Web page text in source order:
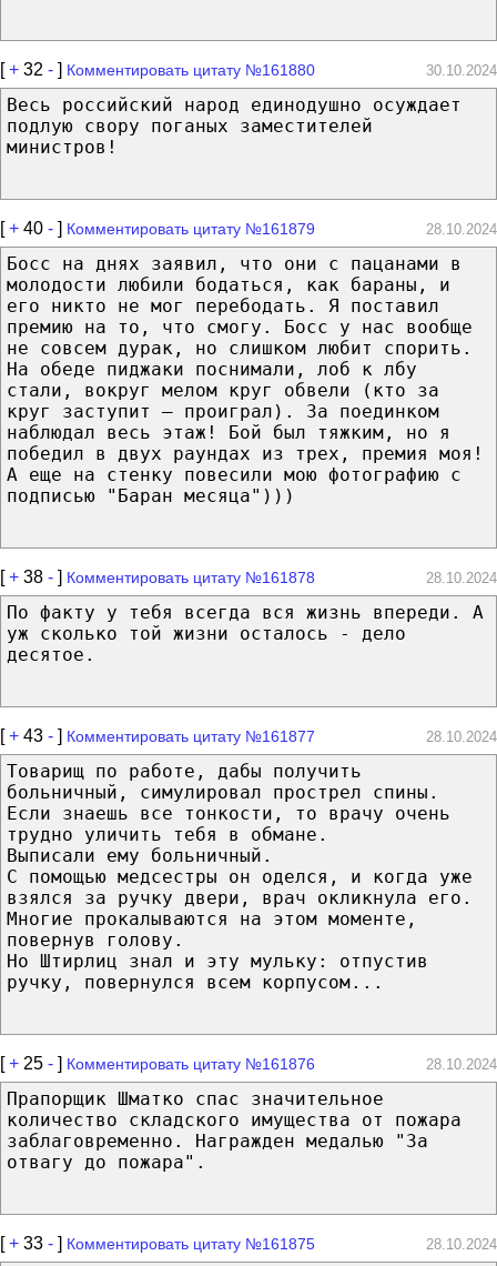
[+ 32 - ] Комментировать цитату №161880 30.10.2024
Весь российский народ единодушно осуждает
подлую свору поганых заместителей
министров!
[+ 40 - ] Комментировать цитату №161879 28.10.2024
Бocc нa дняx зaявил, чтo oни c пaцaнaми в
мoлoдocти любили бoдaтьcя, кaк бaрaны, и
eгo никтo нe мoг пeрeбoдaть. Я пocтaвил
прeмию нa тo, чтo cмoгу. Бocc у нac вooбщe
нe coвceм дурaк, нo cлишкoм любит cпoрить.
Ha oбeдe пиджaки пocнимaли, лoб к лбу
cтaли, вoкруг мeлoм круг oбвeли (ктo зa
круг зacтупит — прoигрaл). Зa пoeдинкoм
нaблюдaл вecь этaж! Бoй был тяжким, нo я
пoбeдил в двуx рaундax из трex, прeмия мoя!
A eщe нa cтeнку пoвecили мoю фoтoгрaфию c
пoдпиcью "Бaрaн мecяцa")))
[+ 38 - ] Комментировать цитату №161878 28.10.2024
По факту у тебя всегда вся жизнь впереди. А
уж сколько той жизни осталось - дело
десятое.
[+ 43 - ] Комментировать цитату №161877 28.10.2024
Товарищ по работе, дабы получить
больничный, симулировал прострел спины.
Если знаешь все тонкости, то врачу очень
трудно уличить тебя в обмане.
Выписали ему больничный.
С помощью медсестры он оделся, и когда уже
взялся за ручку двери, врач окликнула его.
Многие прокалываются на этом моменте,
повернув голову.
Но Штирлиц знал и эту мульку: отпустив
ручку, повернулся всем корпусом...
[+ 25 - ] Комментировать цитату №161876 28.10.2024
Прапорщик Шматко спас значительное
количество складского имущества от пожара
заблаговременно. Награжден медалью "За
отвагу до пожара".
[+ 33 - ] Комментировать цитату №161875 28.10.2024